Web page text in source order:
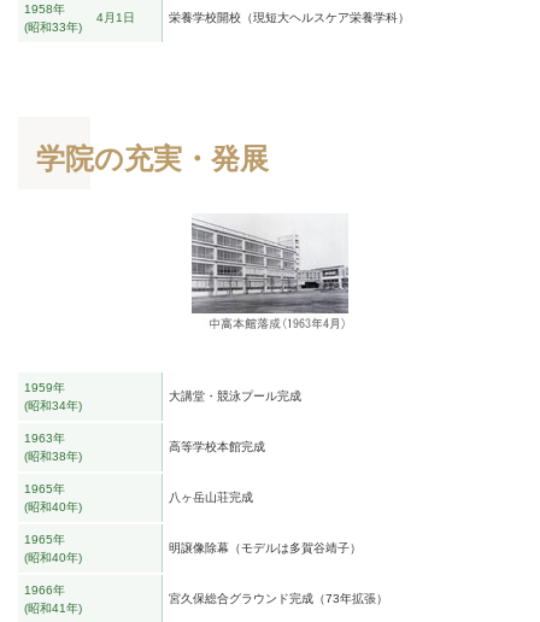
1958年
昭和33年
4月1日 栄養学校開校（現短大ヘルスケア栄養学科）
学院の充実・発展
1959年
昭和34年
大講堂・競泳プール完成
1963年
昭和38年
高等学校本館完成
1965年
昭和40年
八ヶ岳山荘完成
1965年
昭和40年
明譲像除幕（モデルは多賀谷靖子）
1966年
昭和41年
宮久保総合グラウンド完成（73年拡張）